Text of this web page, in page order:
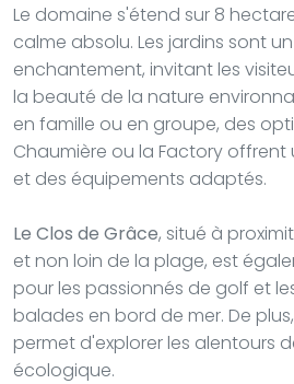
Le domaine s'étend sur 8
calme absolu. Les jardins sont
enchantement, invitant les
la beauté de la nature
en famille ou en groupe, des
Chaumière ou la Factory
et des équipements adaptés.
Le Clos de Grâce, situé à
et non loin de la plage, est
pour les passionnés de golf et
balades en bord de mer. De
permet d'explorer les alentours
écologique.